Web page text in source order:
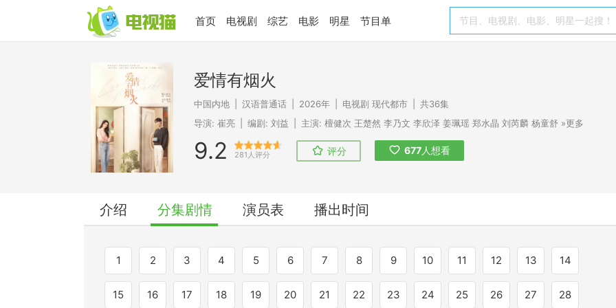
首页 电视剧 综艺 电影 明星 节目单
爱情有烟火
中国内地 汉语普通话 2026年 电视剧 现代都市
共36集
导演: 崔亮 编剧: 刘益 主演: 檀健次 王楚然 李乃文 李欣泽 姜珮瑶 郑水晶 刘芮麟 杨童舒 »更多
9.2 281人评分 评分 677人想看
介绍 分集剧情 演员表 播出时间
1 2 3 4 5 6 7 8 9 10 11 12 13 14
15 16 17 18 19 20 21 22 23 24 25 26 27 28